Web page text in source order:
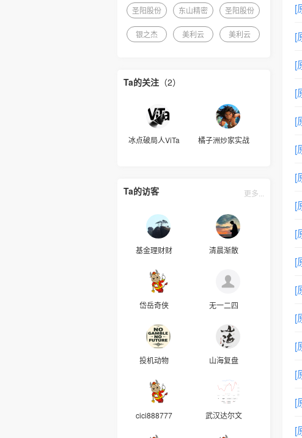
圣阳股份 东山精密 圣阳股份
银之杰 美利云 美利云
Ta的关注 （2）
冰点破局人ViTa 橘子洲炒家实战
Ta的访客 更多...
基金理财财 清晨渐散
岱岳奇侠 无一二四
投机动物 山海复盘
cici888777 武汉达尔文
[
[
[
[
[
[
[
[
[
[
[
[
[
[
[
[